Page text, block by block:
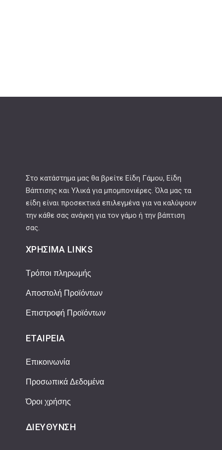
Στο κατάστημα μας θα βρείτε Είδη Γάμου, Είδη
Βάπτισης και Υλικά για μπομπονιέρες. Όλα μας τα
είδη είναι προσεκτικά επιλεγμένα για να καλύψουν
την κάθε σας ανάγκη για τον γάμο ή την βάπτιση
σας.
ΧΡΉΣΙΜΑ LINKS
Τρόποι πληρωμής
Αποστολή Προϊόντων
Επιστροφή Προϊόντων
ΕΤΑΙΡΕΊΑ
Επικοινωνία
Προσωπικά Δεδομένα
Όροι χρήσης
ΔΙΕΎΘΥΝΣΗ